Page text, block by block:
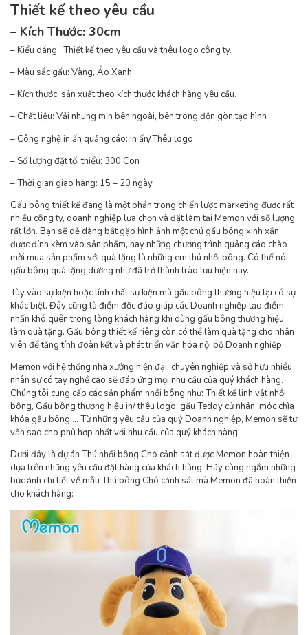
Thiết kế theo yêu cầu
– Kích Thước: 30cm
– Kiểu dáng: Thiết kế theo yêu cầu và thêu logo công ty.
– Màu sắc gấu: Vàng, Áo Xanh
– Kích thước: sản xuất theo kích thước khách hàng yêu cầu.
– Chất liệu: Vải nhung mịn bên ngoài, bên trong độn gòn tạo hình
– Công nghệ in ấn quảng cáo: In ấn/Thêu logo
– Số lượng đặt tối thiểu: 300 Con
– Thời gian giao hàng: 15 – 20 ngày
Gấu bông thiết kế đang là một phần trong chiến lược marketing được rất
nhiều công ty, doanh nghiệp lựa chọn và đặt làm tại Memon với số lượng
rất lớn. Bạn sẽ dễ dàng bắt gặp hình ảnh một chú gấu bông xinh xắn
được đính kèm vào sản phẩm, hay những chương trình quảng cáo chào
mời mua sản phẩm với quà tặng là những em thú nhồi bông. Có thể nói,
gấu bông quà tặng dường như đã trở thành trào lưu hiện nay.
Tùy vào sự kiện hoặc tính chất sự kiện mà gấu bông thương hiệu lại có sự
khác biệt. Đây cũng là điểm độc đáo giúp các Doanh nghiệp tạo điểm
nhấn khó quên trong lòng khách hàng khi dùng gấu bông thương hiệu
làm quà tặng. Gấu bông thiết kế riêng còn có thể làm quà tặng cho nhân
viên để tăng tính đoàn kết và phát triển văn hóa nội bộ Doanh nghiệp.
Memon với hệ thống nhà xưởng hiện đại, chuyên nghiệp và sở hữu nhiều
nhân sự có tay nghề cao sẽ đáp ứng mọi nhu cầu của quý khách hàng.
Chúng tôi cung cấp các sản phẩm nhồi bông như: Thiết kế linh vật nhồi
bông, Gấu bông thương hiệu in/ thêu logo, gấu Teddy cử nhân, móc chìa
khóa gấu bông,… Từ những yêu cầu của quý Doanh nghiệp, Memon sẽ tư
vấn sao cho phù hợp nhất với nhu cầu của quý khách hàng.
Dưới đây là dự án Thú nhồi bông Chó cảnh sát được Memon hoàn thiện
dựa trên những yêu cầu đặt hàng của khách hàng. Hãy cùng ngắm những
bức ảnh chi tiết về mẫu Thú bông Chó cảnh sát mà Memon đã hoàn thiện
cho khách hàng: